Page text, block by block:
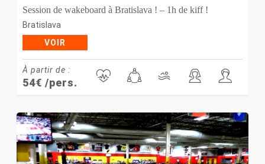
Session de wakeboard à Bratislava ! – 1h de kiff !
Bratislava
VOIR
À partir de :
54€ /pers.